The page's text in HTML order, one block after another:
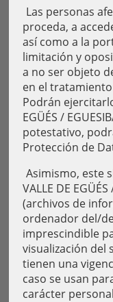
Las personas
proceda, a
así como a la
limitación y
a no ser objeto
en el
Podrán
EGÜÉS /
potestativo,
Protección de
Asimismo, este
VALLE DE
(archivos de
ordenador del/
imprescindible
visualización del
tienen una
caso se usan
carácter